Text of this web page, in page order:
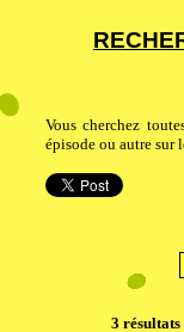
Vous cherchez
épisode ou autre sur
3 résultats